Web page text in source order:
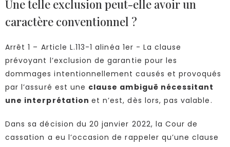
Une telle exclusion peut-elle avoir un
caractère conventionnel ?
Arrêt 1 – Article L.113-1 alinéa 1er - La clause
prévoyant l’exclusion de garantie pour les
dommages intentionnellement causés et provoqués
par l’assuré est une clause ambiguë nécessitant
une interprétation et n’est, dès lors, pas valable.
Dans sa décision du 20 janvier 2022, la Cour de
cassation a eu l’occasion de rappeler qu’une clause